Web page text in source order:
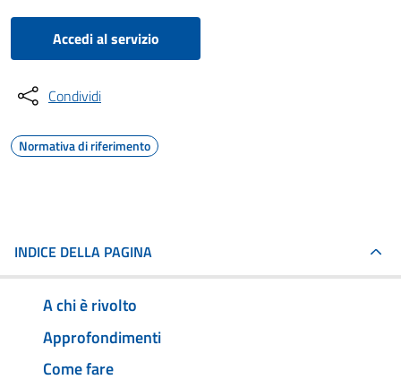
Accedi al servizio
Condividi
Normativa di riferimento
INDICE DELLA PAGINA
A chi è rivolto
Approfondimenti
Come fare